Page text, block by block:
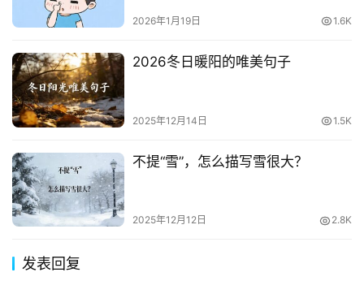
2026年1月19日 1.6K
2026冬日暖阳的唯美句子
2025年12月14日 1.5K
不提“雪”，怎么描写雪很大？
2025年12月12日 2.8K
发表回复